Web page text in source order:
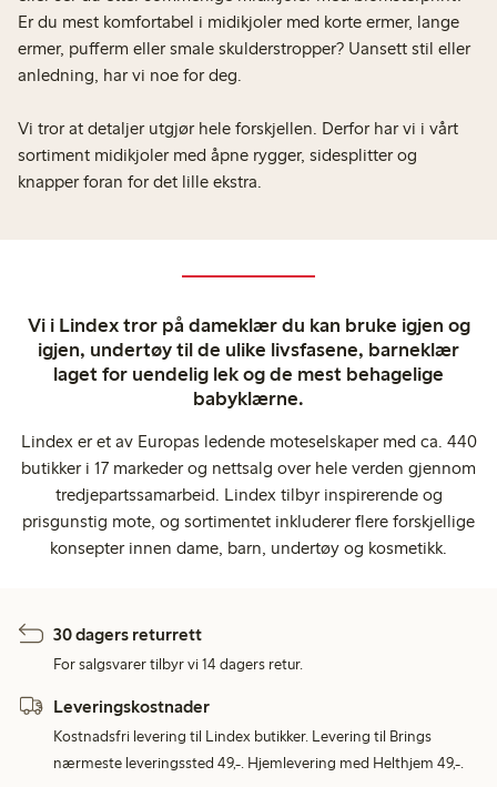
Er du mest komfortabel i midikjoler med korte ermer, lange
ermer, pufferm eller smale skulderstropper? Uansett stil eller
anledning, har vi noe for deg.
Vi tror at detaljer utgjør hele forskjellen. Derfor har vi i vårt
sortiment midikjoler med åpne rygger, sidesplitter og
knapper foran for det lille ekstra.
Vi i Lindex tror på dameklær du kan bruke igjen og
igjen, undertøy til de ulike livsfasene, barneklær
laget for uendelig lek og de mest behagelige
babyklærne.
Lindex er et av Europas ledende moteselskaper med ca. 440
butikker i 17 markeder og nettsalg over hele verden gjennom
tredjepartssamarbeid. Lindex tilbyr inspirerende og
prisgunstig mote, og sortimentet inkluderer flere forskjellige
konsepter innen dame, barn, undertøy og kosmetikk.
30 dagers returrett
For salgsvarer tilbyr vi 14 dagers retur.
Leveringskostnader
Kostnadsfri levering til Lindex butikker. Levering til Brings
nærmeste leveringssted 49,-. Hjemlevering med Helthjem 49,-.